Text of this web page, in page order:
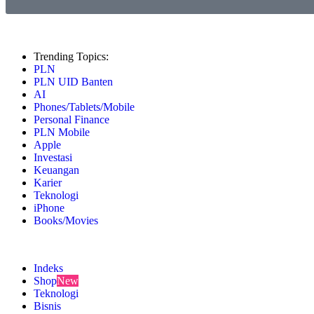
Trending Topics:
PLN
PLN UID Banten
AI
Phones/Tablets/Mobile
Personal Finance
PLN Mobile
Apple
Investasi
Keuangan
Karier
Teknologi
iPhone
Books/Movies
Indeks
ShopNew
Teknologi
Bisnis